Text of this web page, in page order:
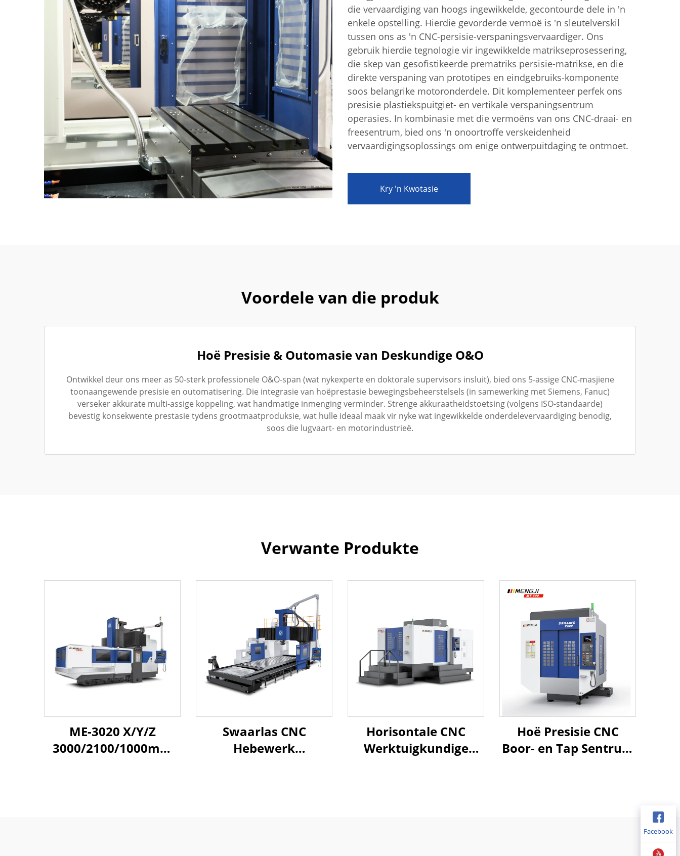
Mediese Toerusting Industrie Windharing
die vervaardiging van hoogs ingewikkelde, gecontourde dele in 'n
enkele opstelling. Hierdie gevorderde vermoë is 'n sleutelverskil
tussen ons as 'n CNC-persisie-verspaningsvervaardiger. Ons
gebruik hierdie tegnologie vir ingewikkelde matrikseprosessering,
die skep van gesofistikeerde prematriks persisie-matrikse, en die
direkte verspaning van prototipes en eindgebruiks-komponente
soos belangrike motoronderdele. Dit komplementeer perfek ons
presisie plastiekspuitgiet- en vertikale verspaningsentrum
operasies. In kombinasie met die vermoëns van ons CNC-draai- en
freesentrum, bied ons 'n onoortroffe verskeidenheid
vervaardigingsoplossings om enige ontwerpuitdaging te ontmoet.
Kry 'n Kwotasie
Voordele van die produk
Hoë Presisie & Outomasie van Deskundige O&O
Ontwikkel deur ons meer as 50-sterk professionele O&O-span (wat nykexperte en doktorale supervisors insluit), bied ons 5-assige CNC-masjiene
toonaangewende presisie en outomatisering. Die integrasie van hoëprestasie bewegingsbeheerstelsels (in samewerking met Siemens, Fanuc)
verseker akkurate multi-assige koppeling, wat handmatige inmenging verminder. Strenge akkuraatheidstoetsing (volgens ISO-standaarde)
bevestig konsekwente prestasie tydens grootmaatproduksie, wat hulle ideaal maak vir nyke wat ingewikkelde onderdelevervaardiging benodig,
soos die lugvaart- en motorindustrieë.
Verwante Produkte
ME-3020 X/Y/Z
3000/2100/1000mm
Swaarlas CNC
Hebewerk
Horisontale CNC
Werktuigkundige
Hoë Presisie CNC
Boor- en Tap Sentrum
Facebook